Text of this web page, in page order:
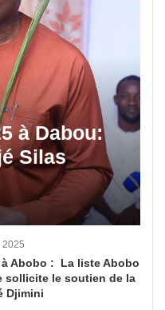
à Dabou:
Silas
2025
Abobo : La liste Abobo
sollicite le soutien de la
Djimini